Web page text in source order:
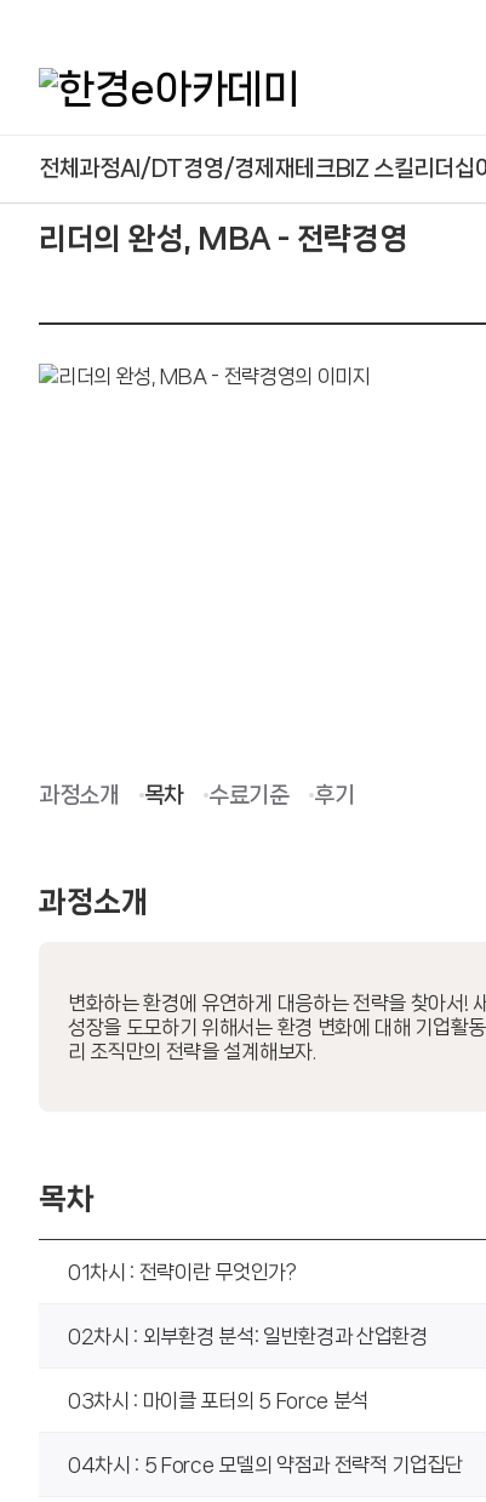
전체과정AI/DT경영/경제 재테크BIZ 스킬리더십
리더의 완성, MBA - 전략경영
과정소개 목차 수료기준 후기
과정소개
변화하는 환경에 유연하게 대응하는 전략을 찾아서!
성장을 도모하기 위해서는 환경 변화에 대해 기업활
리 조직만의 전략을 설계해보자.
목차
01차시 : 전략이란 무엇인가?
02차시 : 외부환경 분석: 일반환경과 산업환경
03차시 : 마이클 포터의 5 Force 분석
04차시 : 5 Force 모델의 약점과 전략적 기업집단